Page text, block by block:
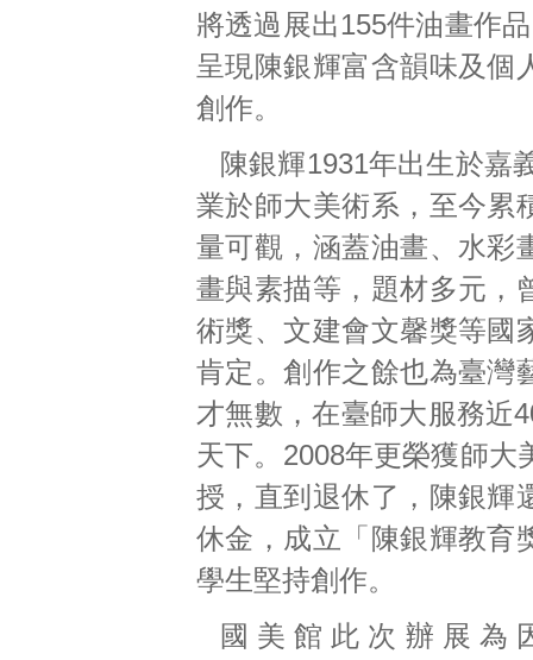
將透過展出155件油畫作
呈現陳銀輝富含韻味及個
創作。
陳銀輝1931年出生於嘉
業於師大美術系，至今累
量可觀，涵蓋油畫、水彩
畫與素描等，題材多元，
術獎、文建會文馨獎等國
肯定。創作之餘也為臺灣
才無數，在臺師大服務近
天下。2008年更榮獲師大
授，直到退休了，陳銀輝
休金，成立「陳銀輝教育
學生堅持創作。
國美館此次辦展為